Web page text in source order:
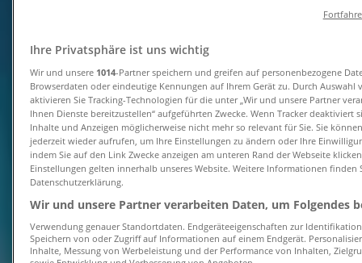
TP26 August 2 KW 33 DE digitale Ausgabe
Läuft am 15.8. ab
Neu-Isenburg
Erwartet
Netto
Exklusive Schnäppchen
Läuft am 22.8. abNeu-Isenburg
Neu
Ihre Privatsphäre ist uns wichtig
Wir und unsere 1014-Partner speichern und greifen auf personenbezogene
Browserdaten oder eindeutige Kennungen auf Ihrem Gerät zu. Durch Auswahl
aktivieren Sie Tracking-Technologien für die unter „Wir und unsere Partner
Ihnen Dienste bereitzustellen“ aufgeführten Zwecke. Wenn Tracker deaktiviert
Inhalte und Anzeigen möglicherweise nicht mehr so relevant für Sie. Sie
jederzeit wieder aufrufen, um Ihre Einstellungen zu ändern oder Ihre
indem Sie auf den Link Zwecke anzeigen am unteren Rand der Webseite
Einstellungen gelten innerhalb unseres Website. Weitere Informationen finden
Datenschutzerklärung.
Wir und unsere Partner verarbeiten Daten, um Folgendes
Verwendung genauer Standortdaten. Endgeräteeigenschaften zur
Speichern von oder Zugriff auf Informationen auf einem Endgerät.
Inhalte, Messung von Werbeleistung und der Performance von Inhalten,